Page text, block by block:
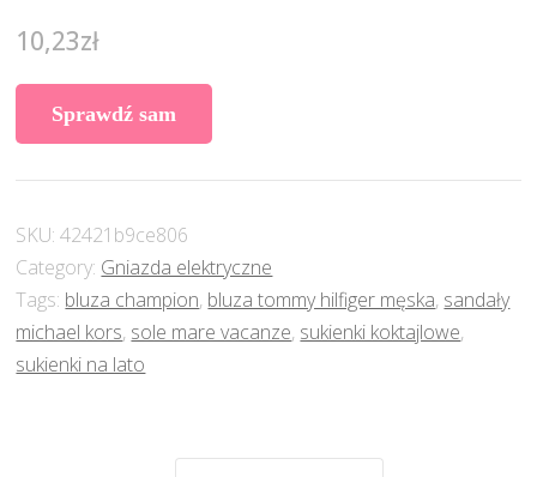
10,23zł
Sprawdź sam
SKU:42421b9ce806
Category: Gniazda elektryczne
Tags: bluza champion, bluza tommy hilfiger męska, sandały
michael kors, sole mare vacanze, sukienki koktajlowe,
sukienki na lato